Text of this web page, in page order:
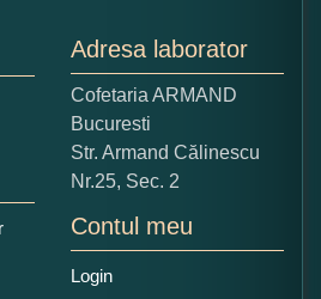
din imagine:
Adresa laborator
Cofetaria ARMAND
Bucuresti
Str. Armand Călinescu
Nr.25, Sec. 2
Contul meu
Login